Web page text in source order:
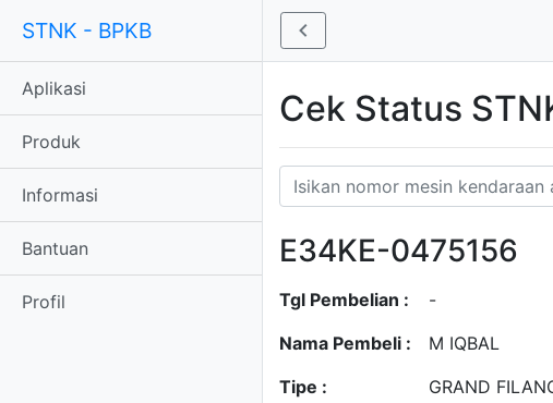
STNK - BPKB
Aplikasi
Produk
Informasi
Bantuan
Profil
Cek Status
E34KE-0475156
Tgl Pembelian :
-
Nama Pembeli :
M IQBAL
Tipe :
GRAND